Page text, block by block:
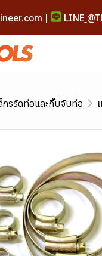
| LINE
กรรัดท่อและกิ๊บจับท่อ